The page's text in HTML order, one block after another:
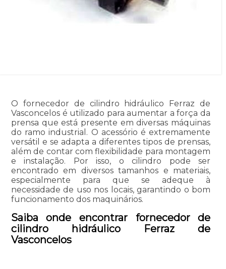
O fornecedor de cilindro hidráulico Ferraz de
Vasconcelos é utilizado para aumentar a força da
prensa que está presente em diversas máquinas
do ramo industrial. O acessório é extremamente
versátil e se adapta a diferentes tipos de prensas,
além de contar com flexibilidade para montagem
e instalação. Por isso, o cilindro pode ser
encontrado em diversos tamanhos e materiais,
especialmente para que se adeque à
necessidade de uso nos locais, garantindo o bom
funcionamento dos maquinários.
Saiba onde encontrar fornecedor de
cilindro hidráulico Ferraz de
Vasconcelos